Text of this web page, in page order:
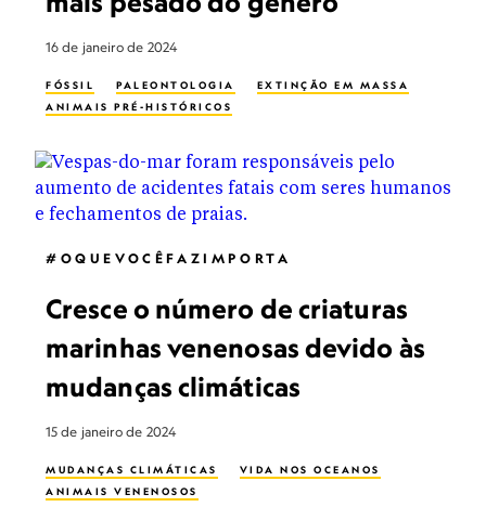
16 de janeiro de 2024
FÓSSIL PALEONTOLOGIA
EXTINÇÃO EM MASSA
ANIMAIS PRÉ-HISTÓRICOS
#OQUEVOCÊFAZIMPORTA
Cresce o número de criaturas
marinhas venenosas devido às
mudanças climáticas
15 de janeiro de 2024
MUDANÇAS CLIMÁTICAS
VIDA NOS OCEANOS
ANIMAIS VENENOSOS